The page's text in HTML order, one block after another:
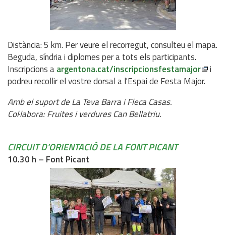
Distància: 5 km. Per veure el recorregut, consulteu el mapa.
Beguda, síndria i diplomes per a tots els participants.
Inscripcions aargentona.cat/inscripcionsfestamajor
i
podreu recollir el vostre dorsal a l'Espai de Festa Major.
Amb el suport de La Teva Barra i Fleca Casas.
Col·labora: Fruites i verdures Can Bellatriu.
CIRCUIT D'ORIENTACIÓ DE LA FONT PICANT
10.30 h – Font Picant